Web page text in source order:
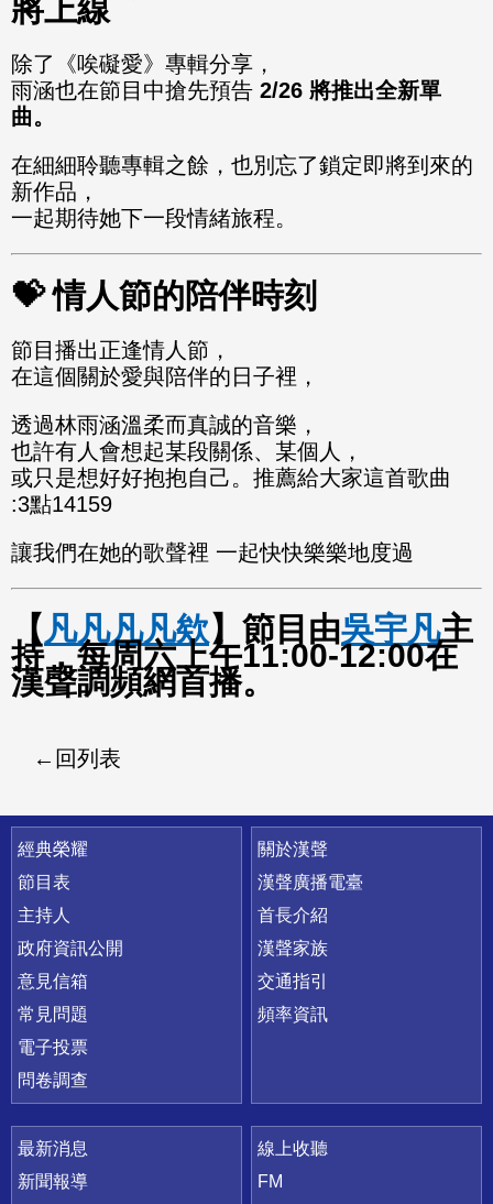
將上線
除了《唉礙愛》專輯分享，
雨涵也在節目中搶先預告 2/26 將推出全新單
曲。
在細細聆聽專輯之餘，也別忘了鎖定即將到來的
新作品，
一起期待她下一段情緒旅程。
💝 情人節的陪伴時刻
節目播出正逢情人節，
在這個關於愛與陪伴的日子裡，
透過林雨涵溫柔而真誠的音樂，
也許有人會想起某段關係、某個人，
或只是想好好抱抱自己。推薦給大家這首歌曲
:3點14159
讓我們在她的歌聲裡 一起快快樂樂地度過
【 凡凡凡凡欸】節目由吳宇凡主
持，每周六上午11:00-12:00在
漢聲調頻網首播。
回列表
快速連結
經典榮耀
節目表
主持人
政府資訊公開
意見信箱
常見問題
電子投票
問卷調查
關於漢聲
漢聲廣播電臺
首長介紹
漢聲家族
交通指引
頻率資訊
最新消息
新聞報導
線上收聽
FM